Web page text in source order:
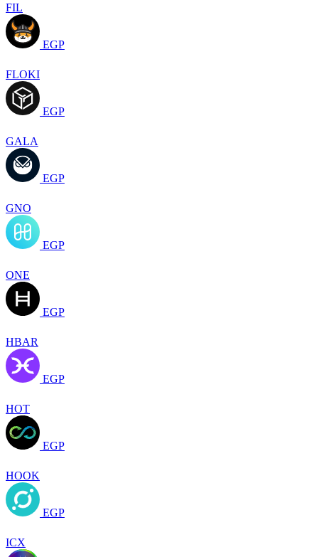
FIL
EGP
FLOKI
EGP
GALA
EGP
GNO
EGP
ONE
EGP
HBAR
EGP
HOT
EGP
HOOK
EGP
ICX